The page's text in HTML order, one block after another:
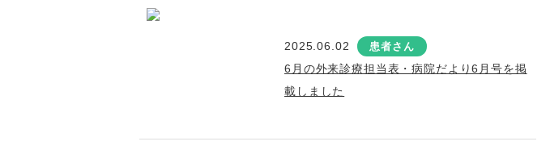
2025.06.02 患者さん
6月の外来診療担当表・病院だより6月号を掲
載しました